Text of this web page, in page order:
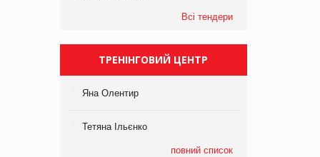
Всі тендери
ТРЕНІНГОВИЙ ЦЕНТР
Яна Олентир
Тетяна Ільєнко
повний список